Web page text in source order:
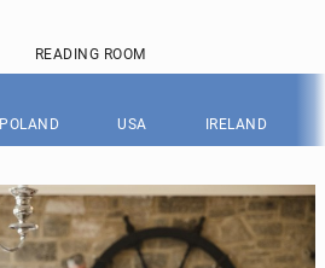
READING ROOM
POLAND USA IRELAND